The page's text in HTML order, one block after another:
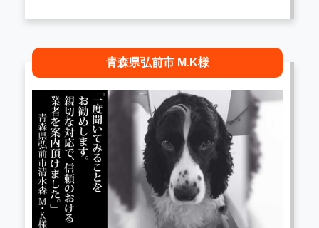
青森県弘前市 M.K様